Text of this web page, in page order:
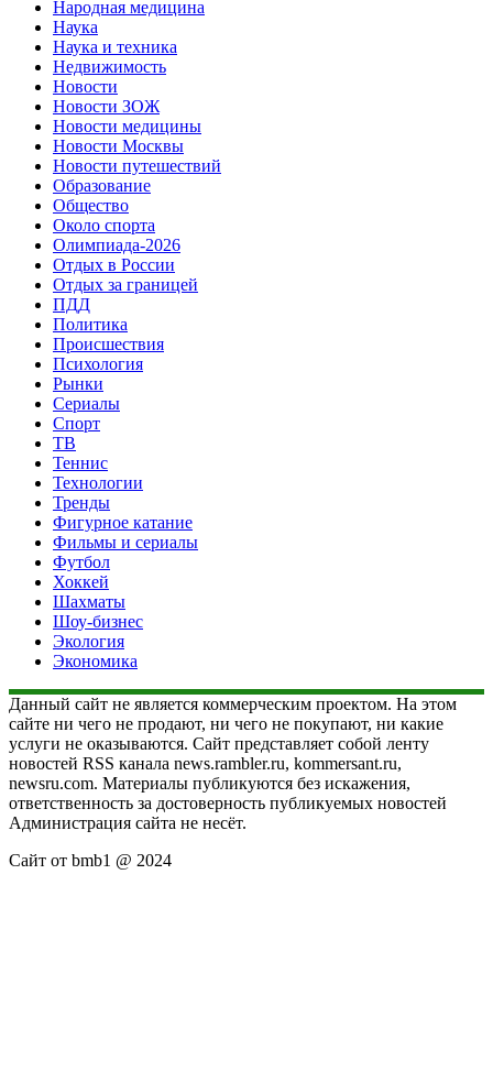
Народная медицина
Наука
Наука и техника
Недвижимость
Новости
Новости ЗОЖ
Новости медицины
Новости Москвы
Новости путешествий
Образование
Общество
Около спорта
Олимпиада-2026
Отдых в России
Отдых за границей
ПДД
Политика
Происшествия
Психология
Рынки
Сериалы
Спорт
ТВ
Теннис
Технологии
Тренды
Фигурное катание
Фильмы и сериалы
Футбол
Хоккей
Шахматы
Шоу-бизнес
Экология
Экономика
Данный сайт не является коммерческим проектом. На этом
сайте ни чего не продают, ни чего не покупают, ни какие
услуги не оказываются. Сайт представляет собой ленту
новостей RSS канала news.rambler.ru, kommersant.ru,
newsru.com. Материалы публикуются без искажения,
ответственность за достоверность публикуемых новостей
Администрация сайта не несёт.
Сайт от bmb1 @ 2024